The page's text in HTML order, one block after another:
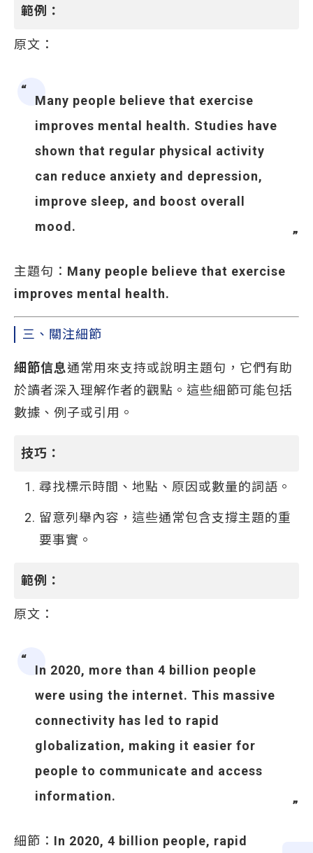
範例：
原文：
Many people believe that exercise
improves mental health. Studies have
shown that regular physical activity
can reduce anxiety and depression,
improve sleep, and boost overall
mood.
主題句： Many people believe that exercise
improves mental health.
三、關注細節
細節信息通常用來支持或說明主題句，它們有助
於讀者深入理解作者的觀點。這些細節可能包括
數據、例子或引用。
技巧：
尋找標示時間、地點、原因或數量的詞語。
留意列舉內容，這些通常包含支撐主題的重
要事實。
範例：
原文：
In 2020, more than 4 billion people
were using the internet. This massive
connectivity has led to rapid
globalization, making it easier for
people to communicate and access
information.
細節： In 2020, 4 billion people, rapid